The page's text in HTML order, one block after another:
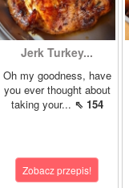
Jerk Turkey...
Oh my goodness, have
you ever thought about
taking your... ⇖ 154
Zobacz przepis!